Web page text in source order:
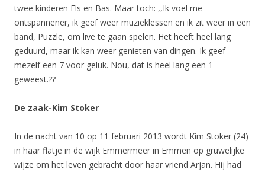
twee kinderen Els en Bas. Maar toch: ,,Ik voel me
ontspannener, ik geef weer muzieklessen en ik zit weer in een
band, Puzzle, om live te gaan spelen. Het heeft heel lang
geduurd, maar ik kan weer genieten van dingen. Ik geef
mezelf een 7 voor geluk. Nou, dat is heel lang een 1
geweest.??
De zaak-Kim Stoker
In de nacht van 10 op 11 februari 2013 wordt Kim Stoker (24)
in haar flatje in de wijk Emmermeer in Emmen op gruwelijke
wijze om het leven gebracht door haar vriend Arjan. Hij had